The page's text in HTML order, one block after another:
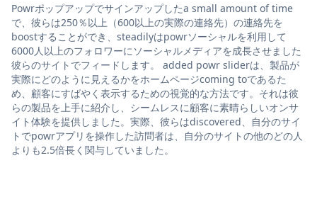
Powrポップアップでサインアップしたa small amount of time
で、彼らは250％以上（600以上の実際の連絡先）の連絡先を
boostすることができ、steadilyはpowrソーシャルを利用して
6000人以上のフォロワーにソーシャルメディアを成長させました
彼らのサイトでフィードします。 added powr sliderは、製品が
実際にどのように見えるかをホームページcoming toであるた
め、顧客にすばやく表示するための視覚的な方法です。それは彼
らの製品を上手に紹介し、シームレスに顧客に素晴らしいオンサ
イト体験を提供しました。実際、彼らはdiscovered、自分のサイ
トでpowrアプリを操作した訪問者は、自分のサイトの他のどの人
よりも2.5倍長く関与していました。